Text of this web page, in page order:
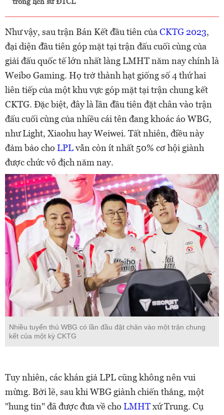
Như vậy, sau trận Bán Kết đầu tiên của CKTG 2023,
đại diện đầu tiên góp mặt tại trận đấu cuối cùng của
giải đấu quốc tế lớn nhất làng LMHT năm nay chính là
Weibo Gaming. Họ trở thành hạt giống số 4 thứ hai
liên tiếp của một khu vực góp mặt tại trận chung kết
CKTG. Đặc biệt, đây là lần đầu tiên đặt chân vào trận
đấu cuối cùng của nhiều cái tên đang khoác áo WBG,
như Light, Xiaohu hay Weiwei. Tất nhiên, điều này
đảm bảo cho LPLvẫn còn ít nhất 50% cơ hội giành
được chức vô địch năm nay.
Nhiều tuyển thủ WBG có lần đầu đặt chân vào một trận chung
kết của một kỳ CKTG
Tuy nhiên, các khán giả LPL cũng không nên vui
mừng. Bởi lẽ, sau khi WBG giành chiến thắng, một
"hung tin" đã được đưa về cho LMHTxứ Trung. Cụ